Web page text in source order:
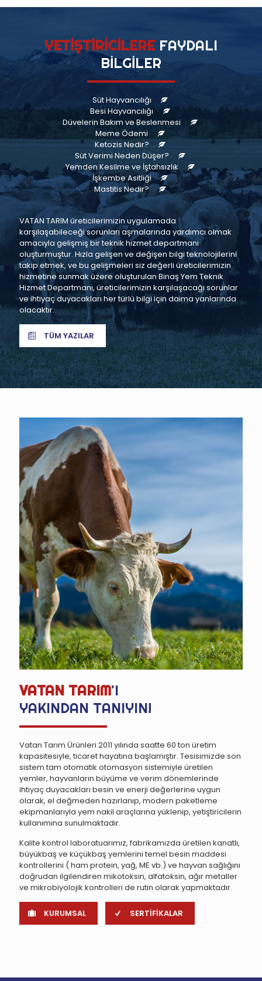
YETİŞTİRİCİLEREFAYDALI
BİLGİLER
Süt Hayvancılığı
Besi Hayvancılığı
Düvelerin Bakım ve Beslenmesi
Meme Ödemi
Ketozis Nedir?
Süt Verimi Neden Düşer?
Yemden Kesilme ve İştahsızlık
İşkembe Asitliği
Mastitis Nedir?
VATAN TARIM üreticilerimizin uygulamada
karşılaşabileceği sorunları aşmalarında yardımcı olmak
amacıyla gelişmiş bir teknik hizmet departmanı
oluşturmuştur. Hızla gelişen ve değişen bilgi teknolojilerini
takip etmek, ve bu gelişmeleri siz değerli üreticilerimizin
hizmetine sunmak üzere oluşturulan Binaş Yem Teknik
Hizmet Departmanı, üreticilerimizin karşılaşacağı sorunlar
ve ihtiyaç duyacakları her türlü bilgi için daima yanlarında
olacaktır.
TÜM YAZILAR
VATAN TARIM'I
YAKINDAN TANIYIN!
Vatan Tarım Ürünleri 2011 yılında saatte 60 ton üretim
kapasitesiyle, ticaret hayatına başlamıştır. Tesisimizde son
sistem tam otomatik otomasyon sistemiyle üretilen
yemler, hayvanların büyüme ve verim dönemlerinde
ihtiyaç duyacakları besin ve enerji değerlerine uygun
olarak, el değmeden hazırlanıp, modern paketleme
ekipmanlarıyla yem nakil araçlarına yüklenip, yetiştiricilerin
kullanımına sunulmaktadır.
Kalite kontrol laboratuarımız, fabrikamızda üretilen kanatlı,
büyükbaş ve küçükbaş yemlerini temel besin maddesi
kontrollerini ( ham protein, yağ, ME vb.) ve hayvan sağlığını
doğrudan ilgilendiren mikotoksin, alfatoksin, ağır metaller
ve mikrobiyolojik kontrolleri de rutin olarak yapmaktadır.
KURUMSAL SERTİFİKALAR